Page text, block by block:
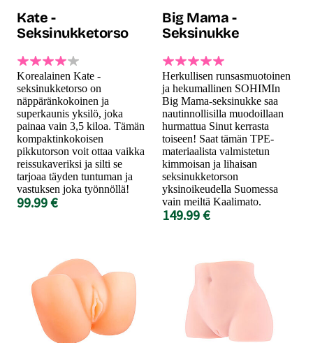
Kate -
Seksinukketorso
Korealainen Kate -
seksinukketorso on
näppäränkokoinen ja
superkaunis yksilö, joka
painaa vain 3,5 kiloa. Tämän
kompaktinkokoisen
pikkutorson voit ottaa vaikka
reissukaveriksi ja silti se
tarjoaa täyden tuntuman ja
vastuksen joka työnnöllä!
99.99 €
Big Mama -
Seksinukke
Herkullisen runsasmuotoinen
ja hekumallinen SOHIMIn
Big Mama-seksinukke saa
nautinnollisilla muodoillaan
hurmattua Sinut kerrasta
toiseen! Saat tämän TPE-
materiaalista valmistetun
kimmoisan ja lihaisan
seksinukketorson
yksinoikeudella Suomessa
vain meiltä Kaalimato.
149.99 €